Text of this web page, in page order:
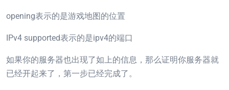
opening表示的是游戏地图的位置
IPv4 supported表示的是ipv4的端口
如果你的服务器也出现了如上的信息，那么证明你服务器就
已经开起来了，第一步已经完成了。